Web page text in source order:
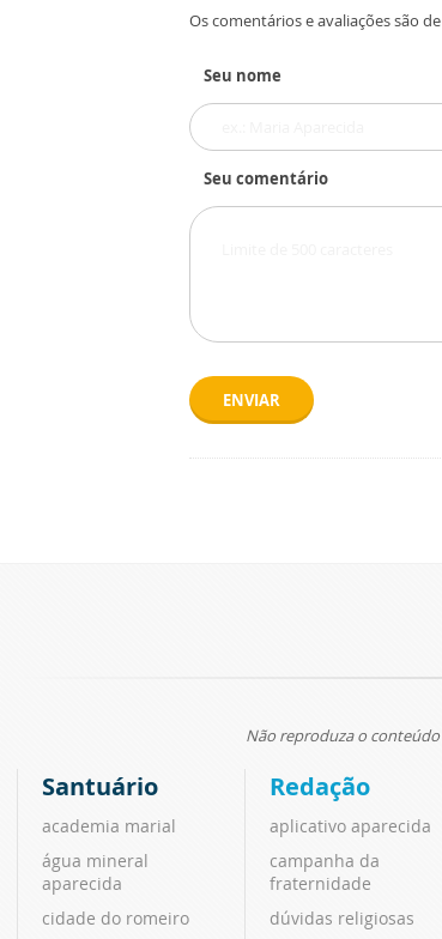
Os comentários e avaliações são
Seu nome
Seu comentário
ENVIAR
Não reproduza o
Santuário
academia marial
água mineral
aparecida
cidade do romeiro
Redação
aplicativo aparecida
campanha da
fraternidade
dúvidas religiosas